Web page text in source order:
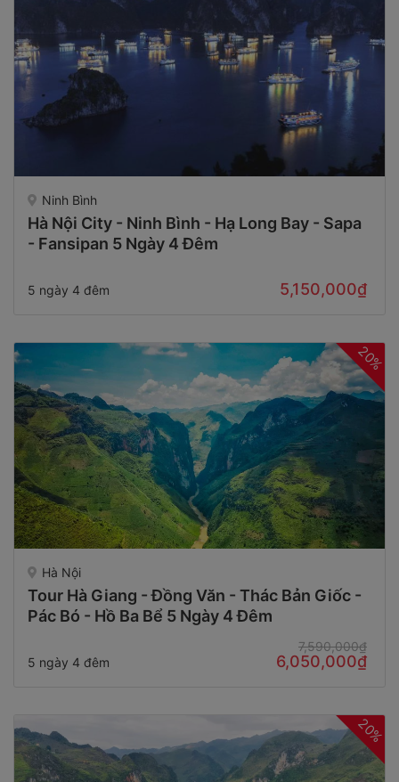
Ninh Bình
Hà Nội City - Ninh Bình - Hạ Long Bay - Sapa
- Fansipan 5 Ngày 4 Đêm
5 ngày 4 đêm 5,150,000₫
20%
Hà Nội
Tour Hà Giang - Đồng Văn - Thác Bản Giốc -
Pác Bó - Hồ Ba Bể 5 Ngày 4 Đêm
5 ngày 4 đêm
7,590,000₫
6,050,000₫
20%